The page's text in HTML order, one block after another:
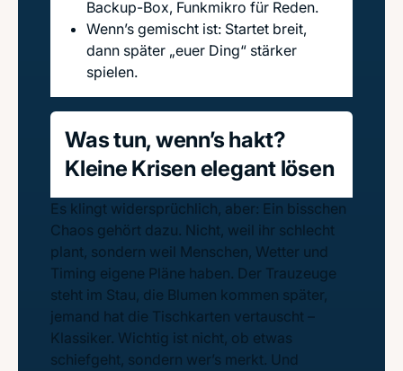
Backup-Box, Funkmikro für Reden.
Wenn’s gemischt ist: Startet breit,
dann später „euer Ding“ stärker
spielen.
Was tun, wenn’s hakt?
Kleine Krisen elegant lösen
Es klingt widersprüchlich, aber: Ein bisschen
Chaos gehört dazu. Nicht, weil ihr schlecht
plant, sondern weil Menschen, Wetter und
Timing eigene Pläne haben. Der Trauzeuge
steht im Stau, die Blumen kommen später,
jemand hat die Tischkarten vertauscht –
Klassiker. Wichtig ist nicht, ob etwas
schiefgeht, sondern wer’s merkt. Und